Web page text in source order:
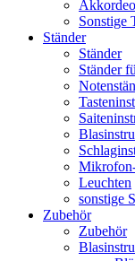
Sonstige
Ständer
Ständer
Ständer
Leuchten
sonstige
Zubehör
Zubehör